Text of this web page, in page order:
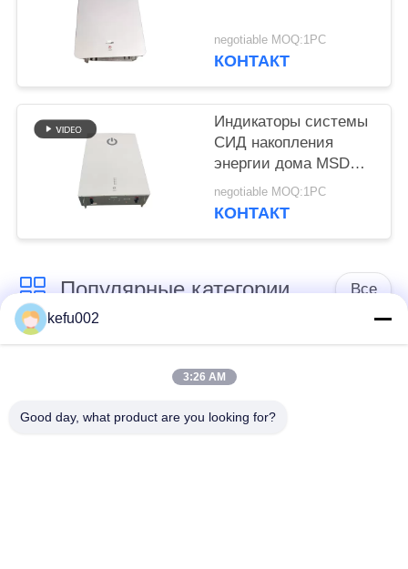
negotiable MOQ:1PC
КОНТАКТ
Индикаторы системы
СИД накопления
энергии дома MSDS
400V 25Ah 10kwh
negotiable MOQ:1PC
КОНТАКТ
Популярные категории Все
Глубокая батарея
цикла ЛиФеПо4
Перезаряжаемые
Солнечная батарея
kefu002
3:26 AM
Good day, what product are you looking for?